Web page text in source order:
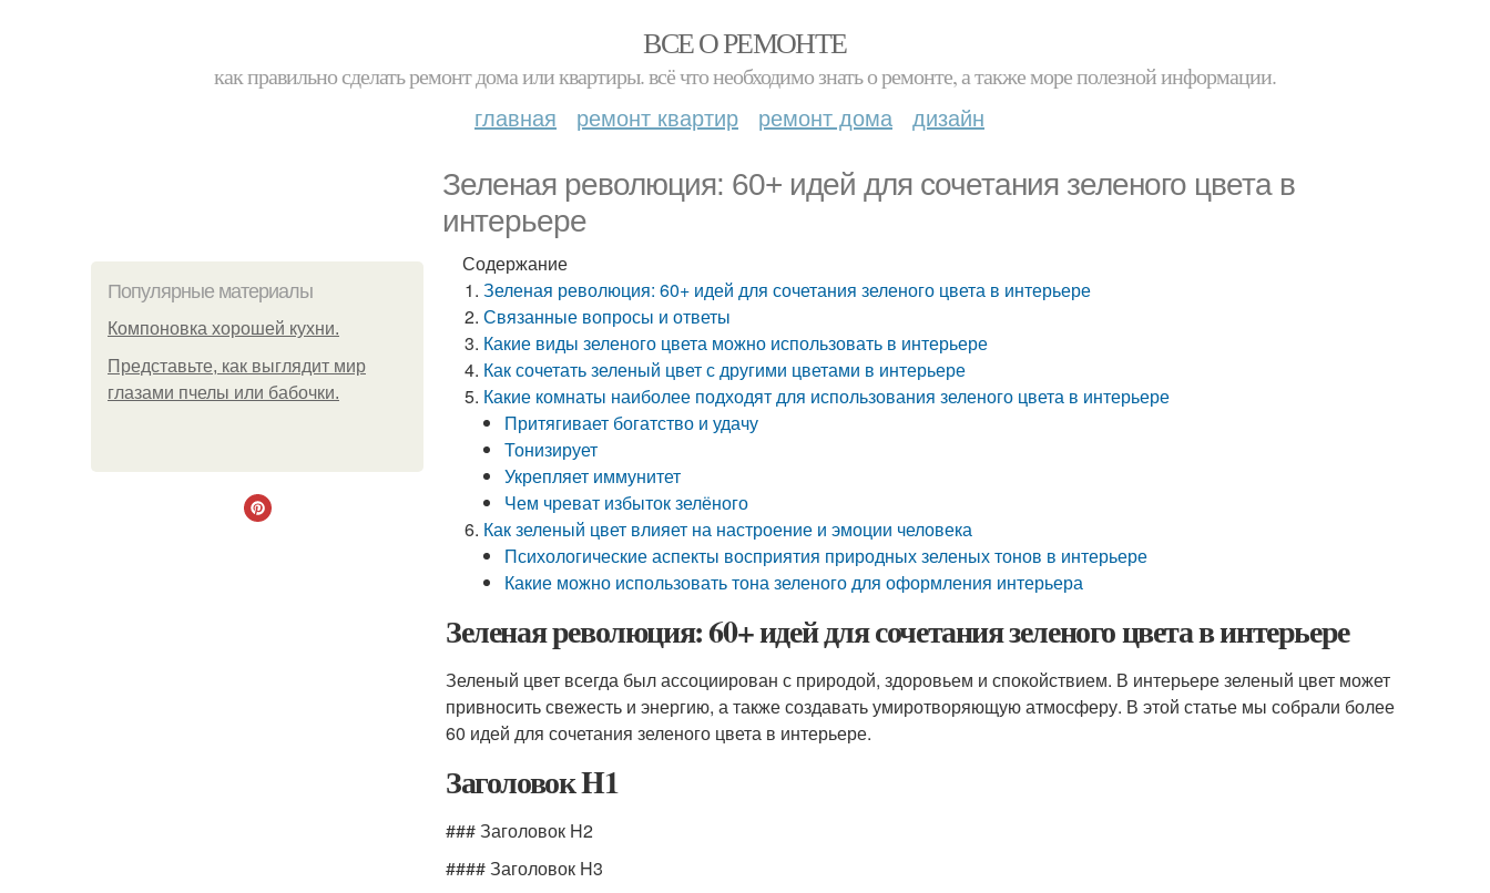
ВСЕ О РЕМОНТЕ
как правильно сделать ремонт дома или квартиры. всё что необходимо знать о ремонте, а также море полезной информации.
главная ремонт квартир ремонт дома дизайн
Зеленая революция: 60+ идей для сочетания зеленого цвета в
интерьере
Популярные материалы
Компоновка хорошей кухни.
Представьте, как выглядит мир
глазами пчелы или бабочки.
Содержание
Зеленая революция: 60+ идей для сочетания зеленого цвета в интерьере
Связанные вопросы и ответы
Какие виды зеленого цвета можно использовать в интерьере
Как сочетать зеленый цвет с другими цветами в интерьере
Какие комнаты наиболее подходят для использования зеленого цвета в интерьере
Притягивает богатство и удачу
Тонизирует
Укрепляет иммунитет
Чем чреват избыток зелёного
Как зеленый цвет влияет на настроение и эмоции человека
Психологические аспекты восприятия природных зеленых тонов в интерьере
Какие можно использовать тона зеленого для оформления интерьера
Зеленая революция: 60+ идей для сочетания зеленого цвета в интерьере
Зеленый цвет всегда был ассоциирован с природой, здоровьем и спокойствием. В интерьере зеленый цвет может
привносить свежесть и энергию, а также создавать умиротворяющую атмосферу. В этой статье мы собрали более
60 идей для сочетания зеленого цвета в интерьере.
Заголовок H1
### Заголовок H2
#### Заголовок H3